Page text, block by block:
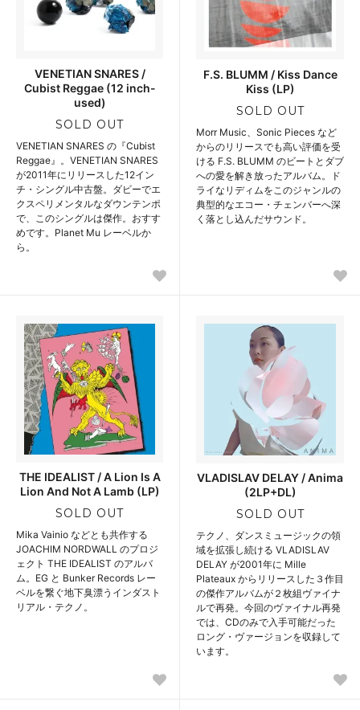
VENETIAN SNARES /
Cubist Reggae (12 inch-
used)
SOLD OUT
VENETIAN SNARES の『Cubist
Reggae』。VENETIAN SNARES
が2011年にリリースした12イン
チ・シングル中古盤。ダビーでエ
クスペリメンタルなダウンテンポ
で、このシングルは傑作。おすす
めです。Planet Mu レーベルか
ら。
F.S. BLUMM / Kiss Dance
Kiss (LP)
SOLD OUT
Morr Music、Sonic Pieces など
からのリリースでも高い評価を受
ける F.S. BLUMM のビートとダブ
への愛を解き放ったアルバム。ド
ライなリディムをこのジャンルの
典型的なエコー・チェンバーへ深
く落とし込んだサウンド。
THE IDEALIST / A Lion Is A
Lion And Not A Lamb (LP)
SOLD OUT
Mika Vainio などとも共作する
JOACHIM NORDWALL のプロジ
ェクト THE IDEALIST のアルバ
ム。EG と Bunker Records レー
ベルを繋ぐ地下臭漂うインダスト
リアル・テクノ。
VLADISLAV DELAY / Anima
(2LP+DL)
SOLD OUT
テクノ、ダンスミュージックの領
域を拡張し続ける VLADISLAV
DELAY が2001年に Mille
Plateaux からリリースした３作目
の傑作アルバムが２枚組ヴァイナ
ルで再発。今回のヴァイナル再発
では、CDのみで入手可能だった
ロング・ヴァージョンを収録して
います。